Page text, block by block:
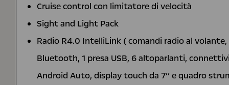
Cruise control con limitatore di velocità
Sight and Light Pack
Radio R4.0 IntelliLink ( comandi radio al
Bluetooth, 1 presa USB, 6 altoparlanti,
Android Auto, display touch da 7’’ e quadro